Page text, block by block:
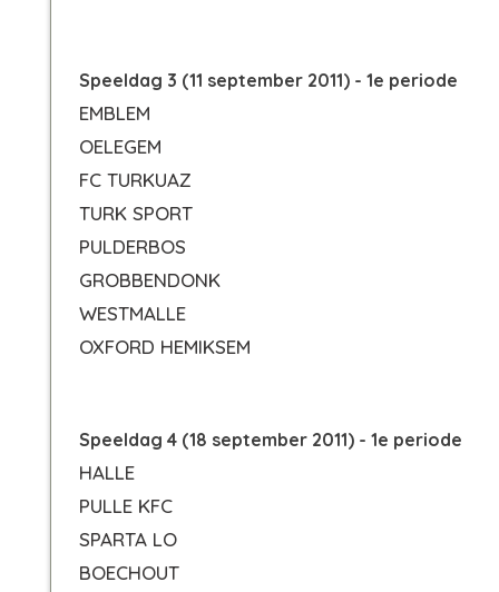
Speeldag 3 (11 september 2011) - 1e periode
EMBLEM
OELEGEM
FC TURKUAZ
TURK SPORT
PULDERBOS
GROBBENDONK
WESTMALLE
OXFORD HEMIKSEM
Speeldag 4 (18 september 2011) - 1e periode
HALLE
PULLE KFC
SPARTA LO
BOECHOUT